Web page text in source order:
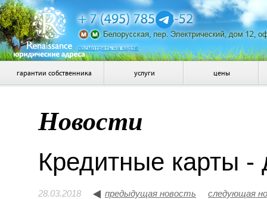
посмотреть на карте
гарантии собственника услуги цены
Новости
Кредитные карты -
28.03.2018 предыдущая новость следующая